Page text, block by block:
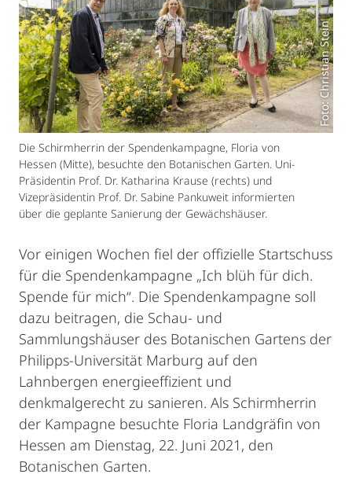
Foto: Christian Stein
Die Schirmherrin der Spendenkampagne, Floria von
Hessen (Mitte), besuchte den Botanischen Garten. Uni-
Präsidentin Prof. Dr. Katharina Krause (rechts) und
Vizepräsidentin Prof. Dr. Sabine Pankuweit informierten
über die geplante Sanierung der Gewächshäuser.
Vor einigen Wochen fiel der offizielle Startschuss
für die Spendenkampagne „Ich blüh für dich.
Spende für mich“. Die Spendenkampagne soll
dazu beitragen, die Schau- und
Sammlungshäuser des Botanischen Gartens der
Philipps-Universität Marburg auf den
Lahnbergen energieeffizient und
denkmalgerecht zu sanieren. Als Schirmherrin
der Kampagne besuchte Floria Landgräfin von
Hessen am Dienstag, 22. Juni 2021, den
Botanischen Garten.